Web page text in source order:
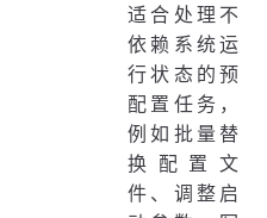
适合处理不
依赖系统运
行状态的预
配置任务，
例如批量替
换配置文
件、调整启